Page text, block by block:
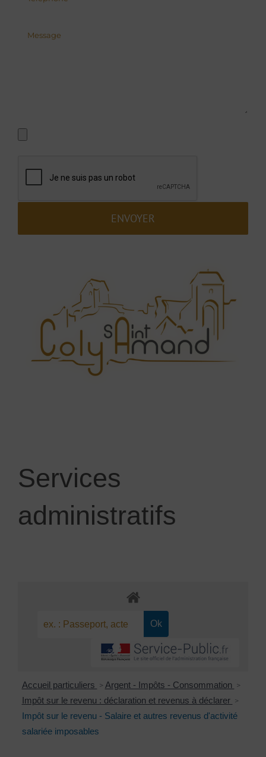
Services
administratifs
Accueil particuliers > Argent - Impôts - Consommation >
Impôt sur le revenu : déclaration et revenus à déclarer >
Impôt sur le revenu - Salaire et autres revenus d'activité
salariée imposables